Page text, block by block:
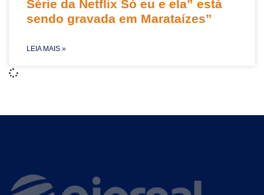
Série da Netflix Só eu e ela” está
sendo gravada em Marataízes”
LEIA MAIS »